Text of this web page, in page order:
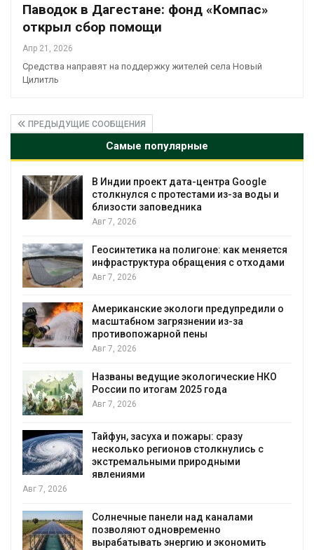
Паводок в Дагестане: фонд «Компас»
открыл сбор помощи
Апр 21, 2026
Средства направят на поддержку жителей села Новый
Цилитль
ПРЕДЫДУЩИЕ СООБЩЕНИЯ
Самые популярные
дата-центра Google
с протестами из-за воды и
на полигоне: как меняется
обращения с отходами
экологи предупредили о
загрязнении из-за
пены
экологические НКО
2025 года
и пожары: сразу
регионов столкнулись с
природными
панели над каналами
одновременно
энергию и экономить
Дождевая
городам
уборку
Панамский
загрузку
В китайской
МЕГА и
экообменники
воду из